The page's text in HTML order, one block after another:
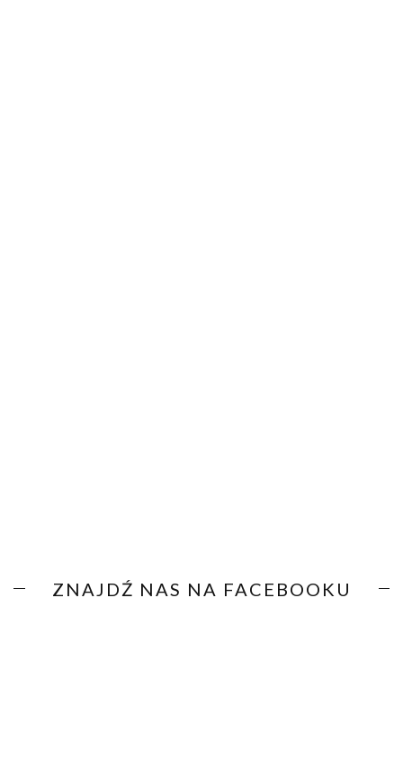
ZNAJDŹ NAS NA FACEBOOKU